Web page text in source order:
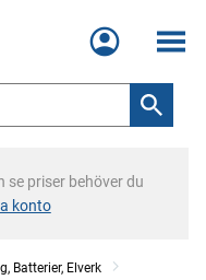
Meny
se priser behöver du
konto
Batterier, Elverk